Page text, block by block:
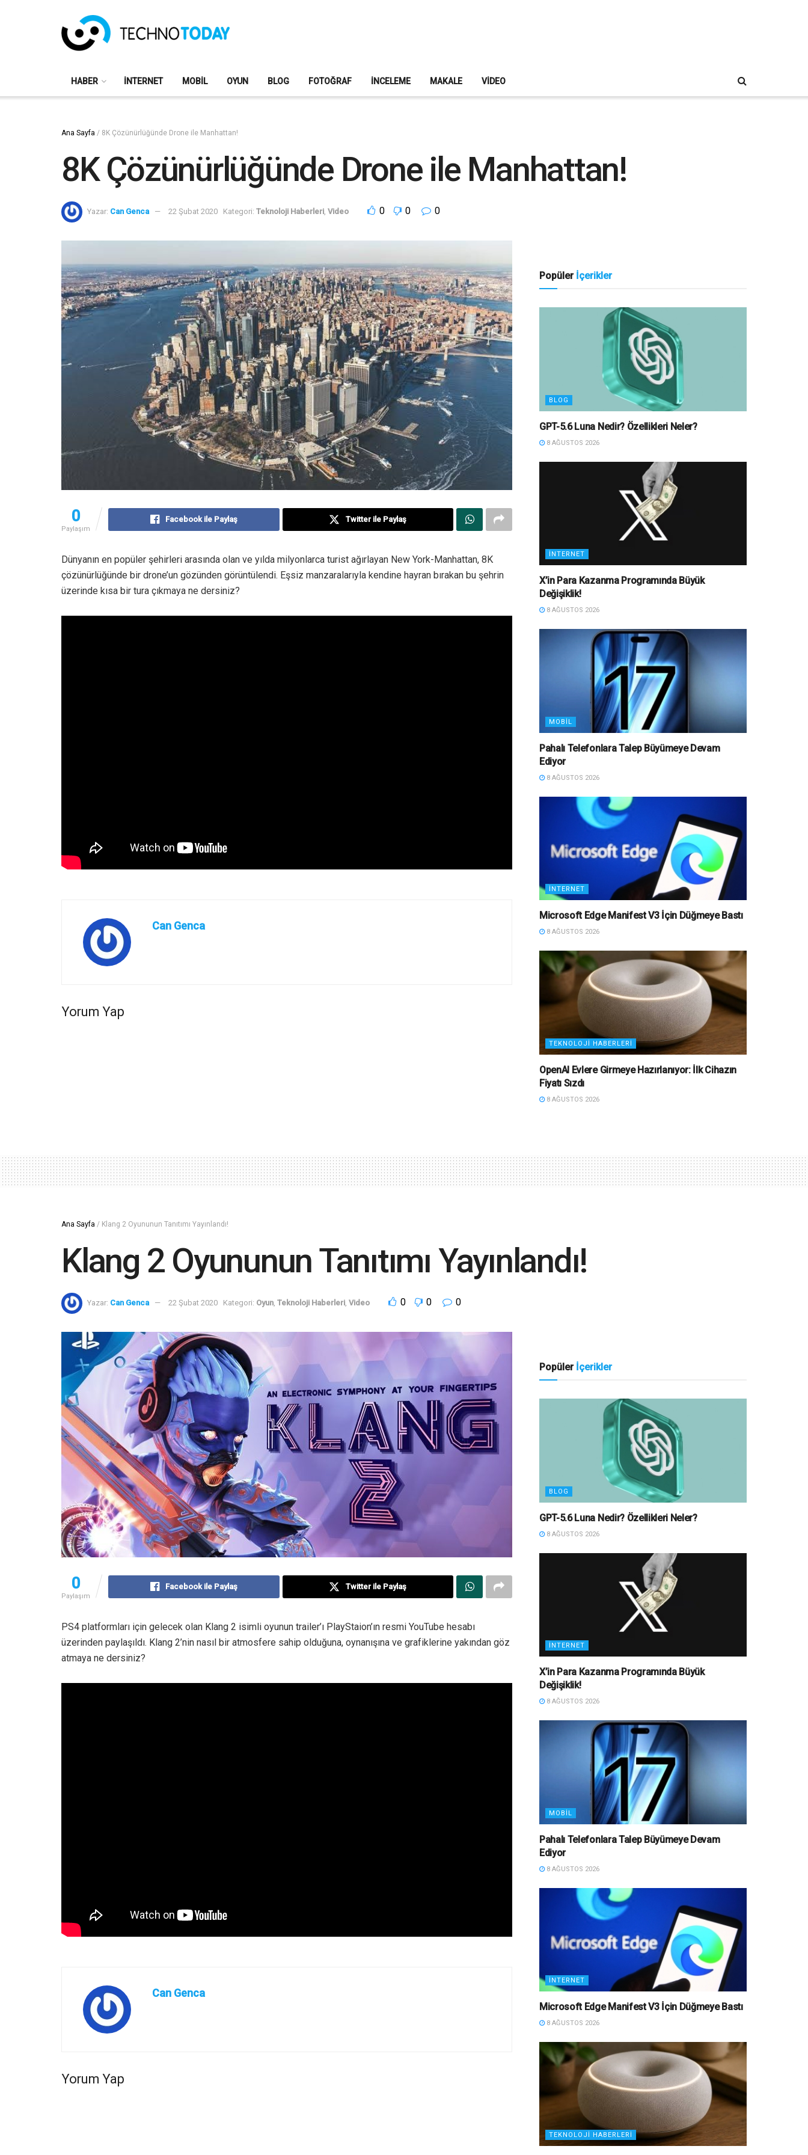
HABER İNTERNET MOBIL OYUN BLOG FOTOĞRAF İNCELEME MAKALE VIDEO
Ana Sayfa / 8K Çözünürlüğünde Drone ile Manhattan!
8K Çözünürlüğünde Drone ile Manhattan!
Yazar: Can Genca 22 Şubat 2020 Kategori: Teknoloji Haberleri, Video 0 0 0
0
Paylaşım
Facebook ile Paylaş Twitter ile Paylaş
Dünyanın en popüler şehirleri arasında olan ve yılda milyonlarca turist ağırlayan New York-Manhattan, 8K
çözünürlüğünde bir drone’un gözünden görüntülendi. Eşsiz manzaralarıyla kendine hayran bırakan bu şehrin
üzerinde kısa bir tura çıkmaya ne dersiniz?
Can Genca
Yorum Yap
Popüler İçerikler
BLOG
GPT-5.6 Luna Nedir? Özellikleri Neler?
8 AĞUSTOS 2026
İNTERNET
X’in Para Kazanma Programında Büyük
Değişiklik!
8 AĞUSTOS 2026
MOBIL
Pahalı Telefonlara Talep Büyümeye Devam
Ediyor
8 AĞUSTOS 2026
İNTERNET
Microsoft Edge Manifest V3 İçin Düğmeye Bastı
8 AĞUSTOS 2026
TEKNOLOJI HABERLERI
OpenAI Evlere Girmeye Hazırlanıyor: İlk Cihazın
Fiyatı Sızdı
8 AĞUSTOS 2026
Ana Sayfa / Klang 2 Oyununun Tanıtımı Yayınlandı!
Klang 2 Oyununun Tanıtımı Yayınlandı!
Yazar: Can Genca 22 Şubat 2020 Kategori: Oyun, Teknoloji Haberleri, Video 0 0 0
0
Paylaşım
Facebook ile Paylaş Twitter ile Paylaş
PS4 platformları için gelecek olan Klang 2 isimli oyunun trailer’ı PlayStaion’ın resmi YouTube hesabı
üzerinden paylaşıldı. Klang 2’nin nasıl bir atmosfere sahip olduğuna, oynanışına ve grafiklerine yakından göz
atmaya ne dersiniz?
Can Genca
Yorum Yap
Popüler İçerikler
BLOG
GPT-5.6 Luna Nedir? Özellikleri Neler?
8 AĞUSTOS 2026
İNTERNET
X’in Para Kazanma Programında Büyük
Değişiklik!
8 AĞUSTOS 2026
MOBIL
Pahalı Telefonlara Talep Büyümeye Devam
Ediyor
8 AĞUSTOS 2026
İNTERNET
Microsoft Edge Manifest V3 İçin Düğmeye Bastı
8 AĞUSTOS 2026
TEKNOLOJI HABERLERI